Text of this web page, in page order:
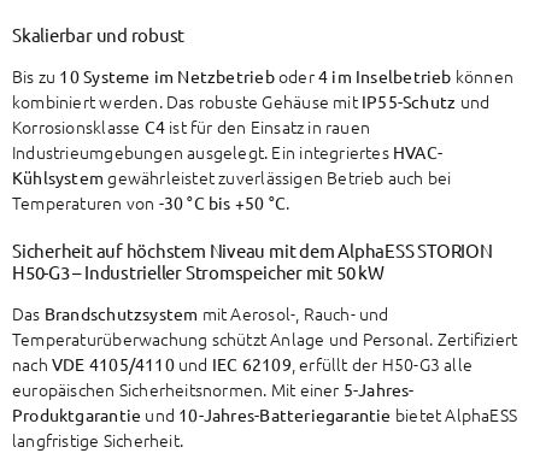
Skalierbar und robust
Bis zu 10 Systeme im Netzbetrieboder4 im Inselbetrieb können
kombiniert werden. Das robuste Gehäuse mit IP55-Schutz und
Korrosionsklasse C4ist für den Einsatz in rauen
Industrieumgebungen ausgelegt. Ein integriertes HVAC-
Kühlsystem gewährleistet zuverlässigen Betrieb auch bei
Temperaturen von -30 °C bis +50 °C.
Sicherheit auf höchstem Niveau mit dem AlphaESS STORION
H50-G3 – Industrieller Stromspeicher mit 50 kW
Das Brandschutzsystem mit Aerosol-, Rauch- und
Temperaturüberwachung schützt Anlage und Personal. Zertifiziert
nachVDE 4105/4110und IEC 62109 , erfüllt der H50-G3 alle
europäischen Sicherheitsnormen. Mit einer 5-Jahres-
Produktgarantie und 10-Jahres-Batteriegarantie bietet AlphaESS
langfristige Sicherheit.